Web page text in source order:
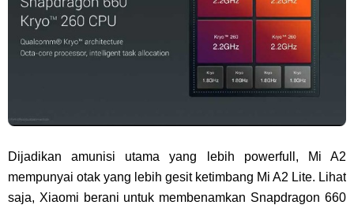
Dijadikan amunisi utama yang lebih powerfull, Mi A2
mempunyai otak yang lebih gesit ketimbang Mi A2 Lite. Lihat
saja, Xiaomi berani untuk membenamkan Snapdragon 660